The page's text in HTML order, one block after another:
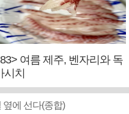
여름 제주, 벤자리와 독
시치
옆에 선다(종합)